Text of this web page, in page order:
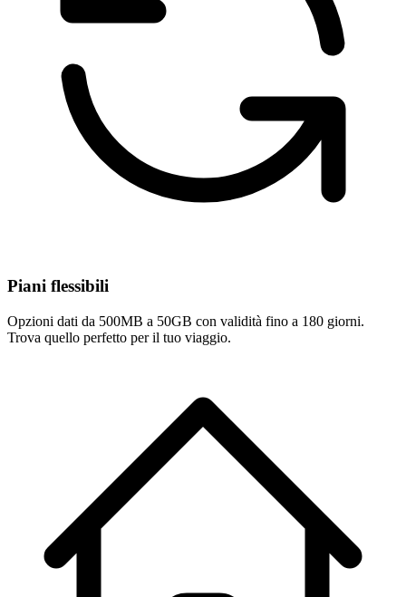
Piani flessibili
Opzioni dati da 500MB a 50GB con validità fino a 180 giorni.
Trova quello perfetto per il tuo viaggio.